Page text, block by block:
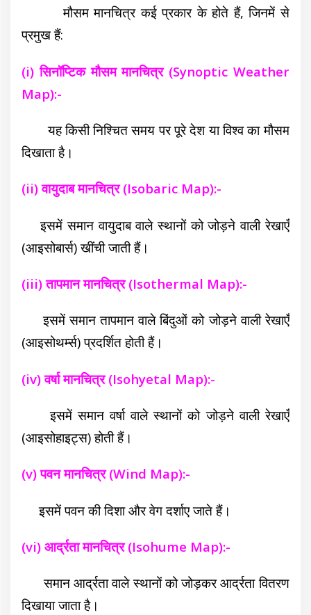
मौसम मानचित्र कई प्रकार के होते हैं, जिनमें से
प्रमुख हैं:
(i) सिनॉप्टिक मौसम मानचित्र (Synoptic Weather
Map):-
यह किसी निश्चित समय पर पूरे देश या विश्व का मौसम
दिखाता है।
(ii) वायुदाब मानचित्र (Isobaric Map):-
इसमें समान वायुदाब वाले स्थानों को जोड़ने वाली रेखाएँ
(आइसोबार्स) खींची जाती हैं।
(iii) तापमान मानचित्र (Isothermal Map):-
इसमें समान तापमान वाले बिंदुओं को जोड़ने वाली रेखाएँ
(आइसोथर्म्स) प्रदर्शित होती हैं।
(iv) वर्षा मानचित्र (Isohyetal Map):-
इसमें समान वर्षा वाले स्थानों को जोड़ने वाली रेखाएँ
(आइसोहाइट्स) होती हैं।
(v) पवन मानचित्र (Wind Map):-
इसमें पवन की दिशा और वेग दर्शाए जाते हैं।
(vi) आर्द्रता मानचित्र (Isohume Map):-
समान आर्द्रता वाले स्थानों को जोड़कर आर्द्रता वितरण
दिखाया जाता है।